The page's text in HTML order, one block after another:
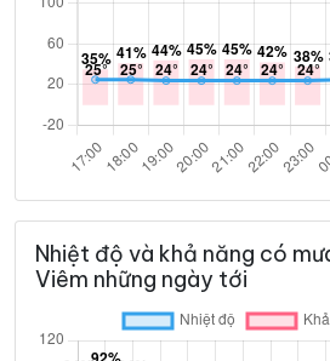
Nhiệt độ và khả năng có
Viêm những ngày tới